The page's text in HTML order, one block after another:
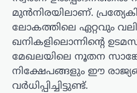
മുൻനിരയിലാണ്.
ലോകത്തിലെ ഏറ്റവും
ഖനികളിലൊന്നിന്റെ
മേഖലയിലെ നൂതന
നിക്ഷേപങ്ങളും ഈ
വർധിപ്പിച്ചിട്ടുണ്ട്.